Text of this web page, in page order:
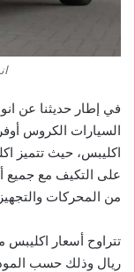
في إطار حديثنا عن
السيارات الكروس
اكليبس، حيث تتميز
على التكيف مع جميع
من المحركات
ريال وذلك حسب